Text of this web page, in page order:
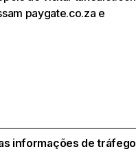
paygate.co.za e
informações de